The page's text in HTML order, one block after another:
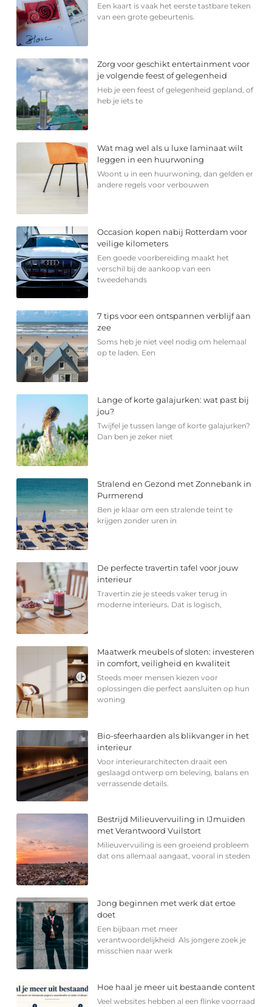
Een kaart is vaak het eerste tastbare teken
van een grote gebeurtenis.
Zorg voor geschikt entertainment voor
je volgende feest of gelegenheid
Heb je een feest of gelegenheid gepland, of
heb je iets te
Wat mag wel als u luxe laminaat wilt
leggen in een huurwoning
Woont u in een huurwoning, dan gelden er
andere regels voor verbouwen
Occasion kopen nabij Rotterdam voor
veilige kilometers
Een goede voorbereiding maakt het
verschil bij de aankoop van een
tweedehands
7 tips voor een ontspannen verblijf aan
zee
Soms heb je niet veel nodig om helemaal
op te laden. Een
Lange of korte galajurken: wat past bij
jou?
Twijfel je tussen lange of korte galajurken?
Dan ben je zeker niet
Stralend en Gezond met Zonnebank in
Purmerend
Ben je klaar om een stralende teint te
krijgen zonder uren in
De perfecte travertin tafel voor jouw
interieur
Travertin zie je steeds vaker terug in
moderne interieurs. Dat is logisch,
Maatwerk meubels of sloten: investeren
in comfort, veiligheid en kwaliteit
Steeds meer mensen kiezen voor
oplossingen die perfect aansluiten op hun
woning
Bio-sfeerhaarden als blikvanger in het
interieur
Voor interieurarchitecten draait een
geslaagd ontwerp om beleving, balans en
verrassende details.
Bestrijd Milieuvervuiling in IJmuiden
met Verantwoord Vuilstort
Milieuvervuiling is een groeiend probleem
dat ons allemaal aangaat, vooral in steden
Jong beginnen met werk dat ertoe
doet
Een bijbaan met meer
verantwoordelijkheid Als jongere zoek je
misschien naar werk
Hoe haal je meer uit bestaande content
Veel websites hebben al een flinke voorraad